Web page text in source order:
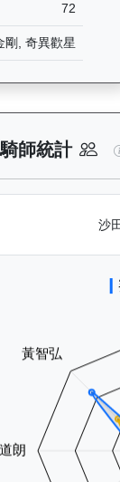
72
剛, 奇異歡星
：查看香
騎師統計